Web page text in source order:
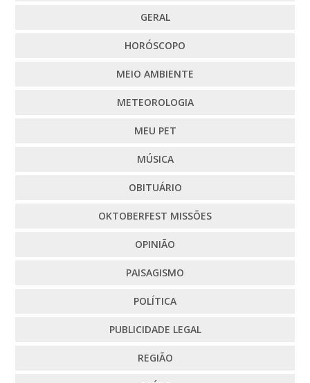
GERAL
HORÓSCOPO
MEIO AMBIENTE
METEOROLOGIA
MEU PET
MÚSICA
OBITUÁRIO
OKTOBERFEST MISSÕES
OPINIÃO
PAISAGISMO
POLÍTICA
PUBLICIDADE LEGAL
REGIÃO